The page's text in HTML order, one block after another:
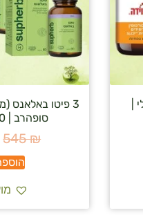
|
3 פיטו באלאנס
סופהרב | 180 כמוסות
545₪